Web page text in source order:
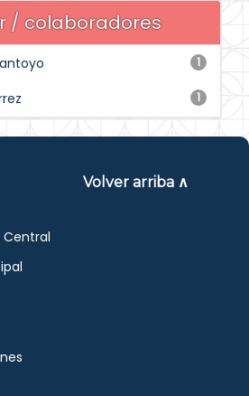
/ colaboradores
1
1
Volver arriba ∧